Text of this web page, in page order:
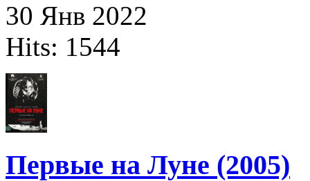
30 Янв 2022
Hits: 1544
Первые на Луне (2005)